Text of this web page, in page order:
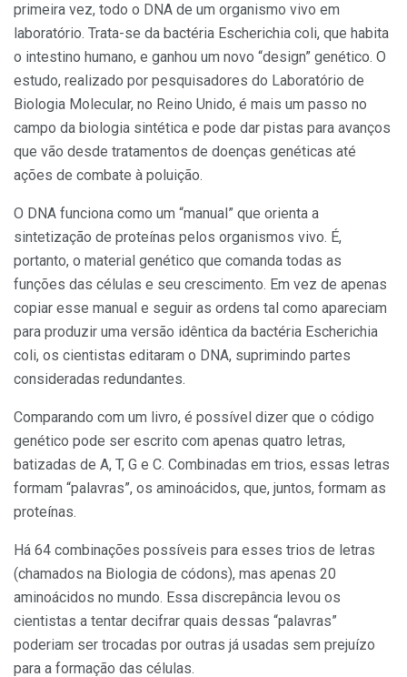
primeira vez, todo o DNA de um organismo vivo em
laboratório. Trata-se da bactéria Escherichia coli, que habita
o intestino humano, e ganhou um novo “design” genético. O
estudo, realizado por pesquisadores do Laboratório de
Biologia Molecular, no Reino Unido, é mais um passo no
campo da biologia sintética e pode dar pistas para avanços
que vão desde tratamentos de doenças genéticas até
ações de combate à poluição.
O DNA funciona como um “manual” que orienta a
sintetização de proteínas pelos organismos vivo. É,
portanto, o material genético que comanda todas as
funções das células e seu crescimento. Em vez de apenas
copiar esse manual e seguir as ordens tal como apareciam
para produzir uma versão idêntica da bactéria Escherichia
coli, os cientistas editaram o DNA, suprimindo partes
consideradas redundantes.
Comparando com um livro, é possível dizer que o código
genético pode ser escrito com apenas quatro letras,
batizadas de A, T, G e C. Combinadas em trios, essas letras
formam “palavras”, os aminoácidos, que, juntos, formam as
proteínas.
Há 64 combinações possíveis para esses trios de letras
(chamados na Biologia de códons), mas apenas 20
aminoácidos no mundo. Essa discrepância levou os
cientistas a tentar decifrar quais dessas “palavras”
poderiam ser trocadas por outras já usadas sem prejuízo
para a formação das células.